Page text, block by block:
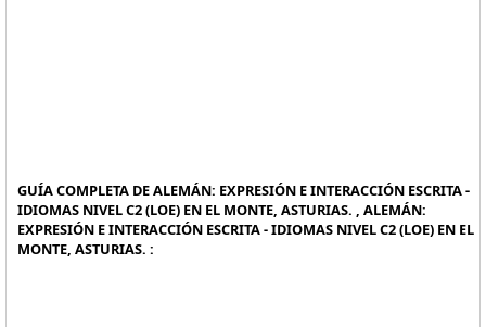
GUÍA COMPLETA DE ALEMÁN: EXPRESIÓN E INTERACCIÓN ESCRITA -
IDIOMAS NIVEL C2 (LOE) EN EL MONTE, ASTURIAS. , ALEMÁN:
EXPRESIÓN E INTERACCIÓN ESCRITA - IDIOMAS NIVEL C2 (LOE) EN EL
MONTE, ASTURIAS. :